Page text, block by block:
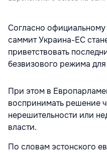
Согласно
саммит Украина-ЕС
приветствовать
безвизового режима
При этом в
воспринимать решение
нерешительности или
власти.
По словам эстонского